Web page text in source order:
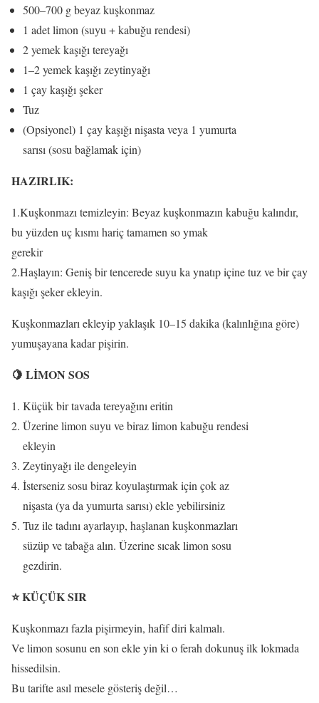
500–700 g beyaz kuşkonmaz
1 adet limon (suyu + kabuğu rendesi)
2 yemek kaşığı tereyağı
1–2 yemek kaşığı zeytinyağı
1 çay kaşığı şeker
Tuz
(Opsiyonel) 1 çay kaşığı nişasta veya 1 yumurta
sarısı (sosu bağlamak için)
HAZIRLIK:
1.Kuşkonmazı temizleyin: Beyaz kuşkonmazın kabuğu kalındır,
bu yüzden uç kısmı hariç tamamen so ymak
gerekir
2.Haşlayın: Geniş bir tencerede suyu ka ynatıp içine tuz ve bir çay
kaşığı şeker ekleyin.
Kuşkonmazları ekleyip yaklaşık 10–15 dakika (kalınlığına göre)
yumuşayana kadar pişirin.
🍋 LİMON SOS
Küçük bir tavada tereyağını eritin
Üzerine limon suyu ve biraz limon kabuğu rendesi
ekleyin
Zeytinyağı ile dengeleyin
İsterseniz sosu biraz koyulaştırmak için çok az
nişasta (ya da yumurta sarısı) ekle yebilirsiniz
Tuz ile tadını ayarlayıp, haşlanan kuşkonmazları
süzüp ve tabağa alın. Üzerine sıcak limon sosu
gezdirin.
⭐ KÜÇÜK SIR
Kuşkonmazı fazla pişirmeyin, hafif diri kalmalı.
Ve limon sosunu en son ekle yin ki o ferah dokunuş ilk lokmada
hissedilsin.
Bu tarifte asıl mesele gösteriş değil…